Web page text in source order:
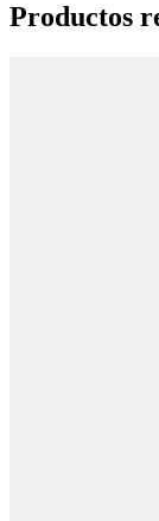
Productos